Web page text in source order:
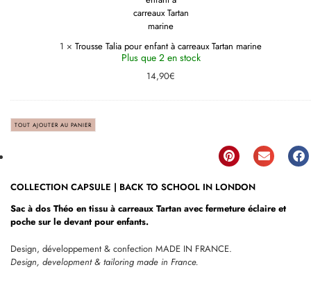
Tartan
marine
1 × Trousse Talia pour enfant à carreaux Tartan marine
Plus que 2 en stock
14,90€
TOUT AJOUTER AU PANIER
COLLECTION CAPSULE | BACK TO SCHOOL IN LONDON
Sac à dos Théo en tissu à carreaux Tartan avec fermeture éclaire et
poche sur le devant pour enfants.
Design, développement & confection MADE IN FRANCE.
Design, development & tailoring made in France.